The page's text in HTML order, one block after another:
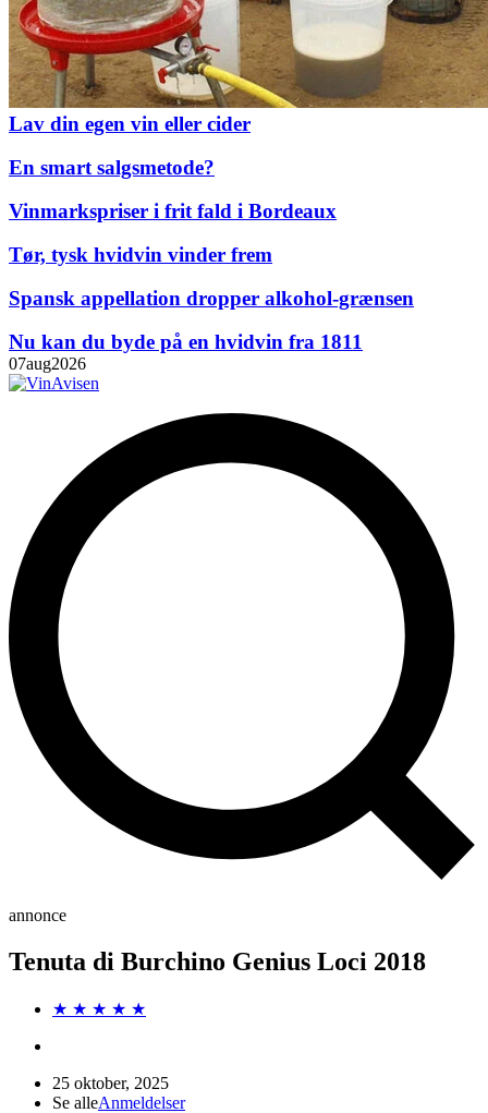
Lav din egen vin eller cider
En smart salgsmetode?
Vinmarkspriser i frit fald i Bordeaux
Tør, tysk hvidvin vinder frem
Spansk appellation dropper alkohol-grænsen
Nu kan du byde på en hvidvin fra 1811
07aug2026
annonce
Tenuta di Burchino Genius Loci 2018
★ ★ ★ ★ ★
25 oktober, 2025
Se alleAnmeldelser